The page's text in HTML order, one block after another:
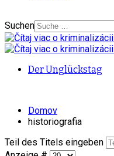
Suchen
Der Unglückstag
Domov
historiografia
Teil des Titels eingeben